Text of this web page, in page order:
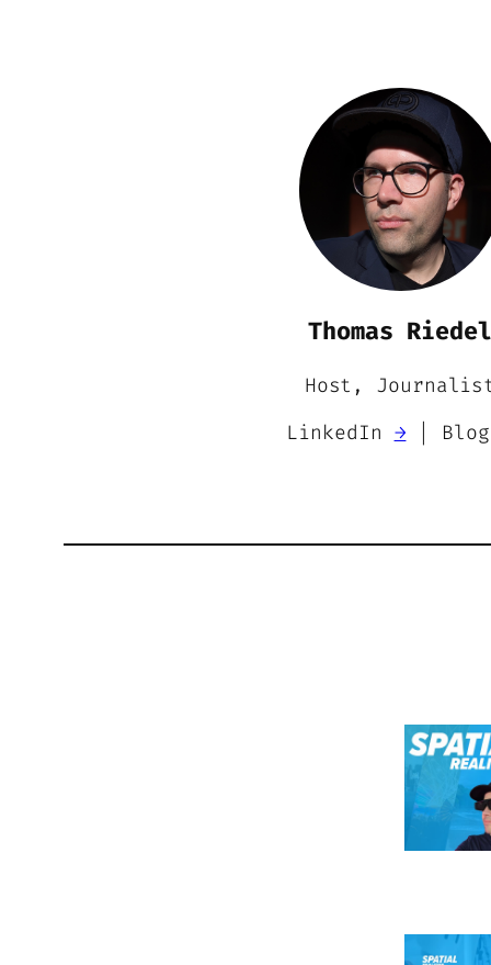
Thomas Riedel
Host,
LinkedIn → |